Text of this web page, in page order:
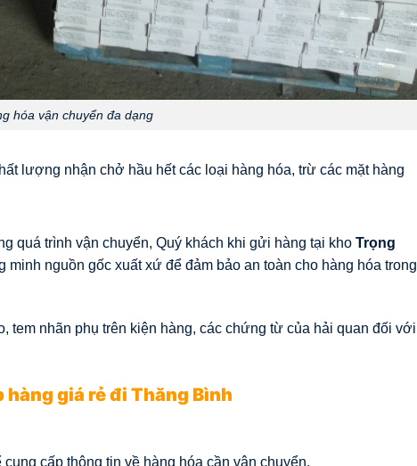
hóa vận chuyển đa dạng
lượng nhận chở hầu hết các loại hàng hóa, trừ các mặt hàng
quá trình vận chuyển, Quý khách khi gửi hàng tại kho Trọng
nguồn gốc xuất xứ để đảm bảo an toàn cho hàng hóa trong
tem nhãn phụ trên kiện hàng, các chứng từ của hải quan đối với
giá rẻ đi Thăng Bình
cấp thông tin về hàng hóa cần vận chuyển.